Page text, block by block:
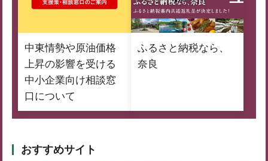
中東情勢や原油価格
上昇の影響を受ける
中小企業向け相談窓
口について
ふるさと納税なら、
奈良
おすすめサイト